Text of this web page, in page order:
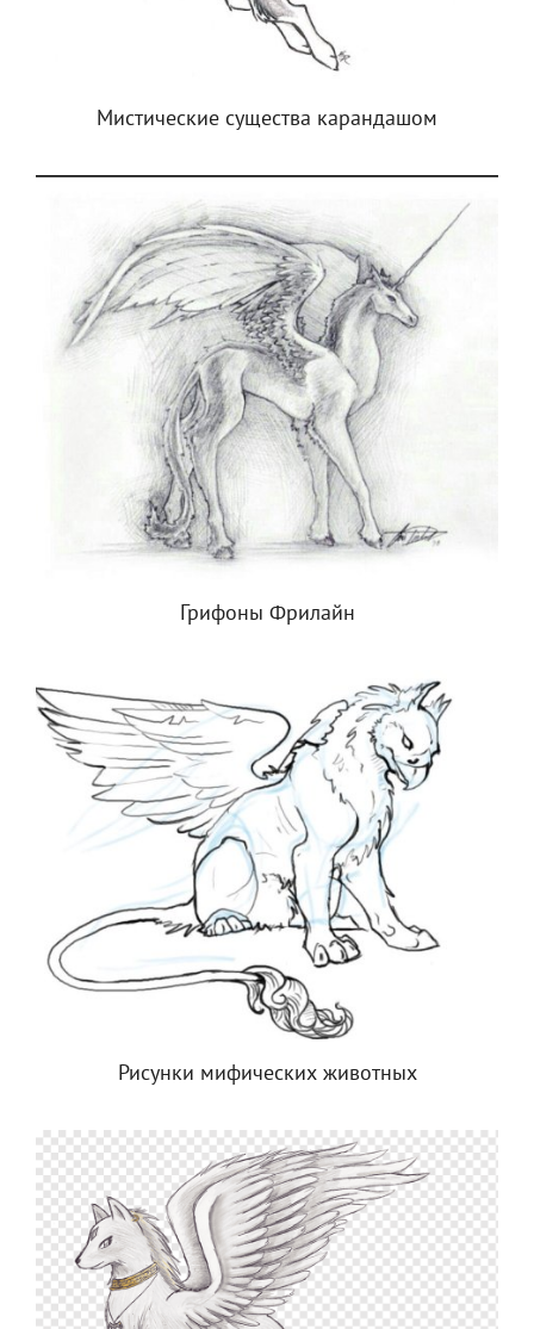
Мистические существа карандашом
Грифоны Фрилайн
Рисунки мифических животных